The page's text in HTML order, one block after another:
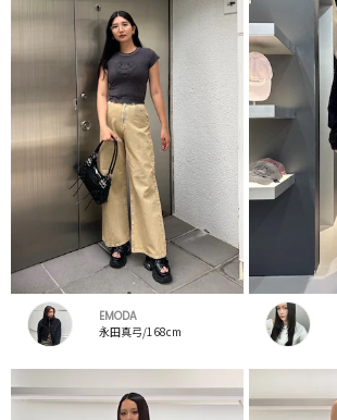
EMODA
永田真弓/168cm